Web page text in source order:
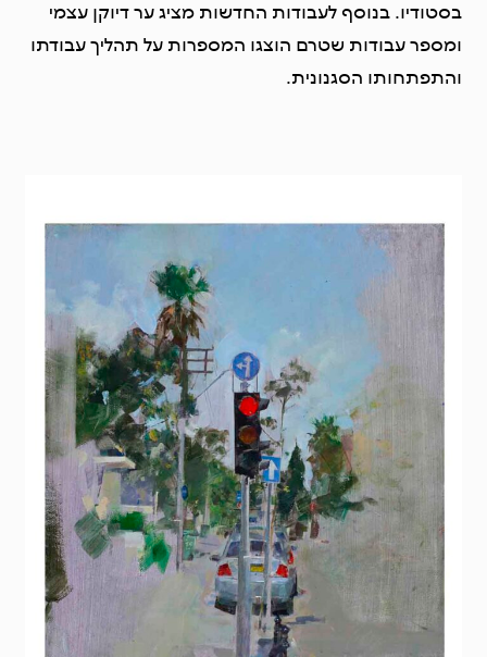
בסטודיו. בנוסף לעבודות החדשות מציג ער דיוקן עצמי
ומספר עבודות שטרם הוצגו המספרות על תהליך עבודתו
והתפתחותו הסגנונית.